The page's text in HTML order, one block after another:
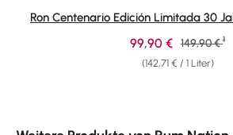
Durchschnittliche Bewertung von 4.92
Ron Centenario Edición Limitada 30
(142,71 € / 1 Liter)
99,90 € Regulärer
149,90 € 1